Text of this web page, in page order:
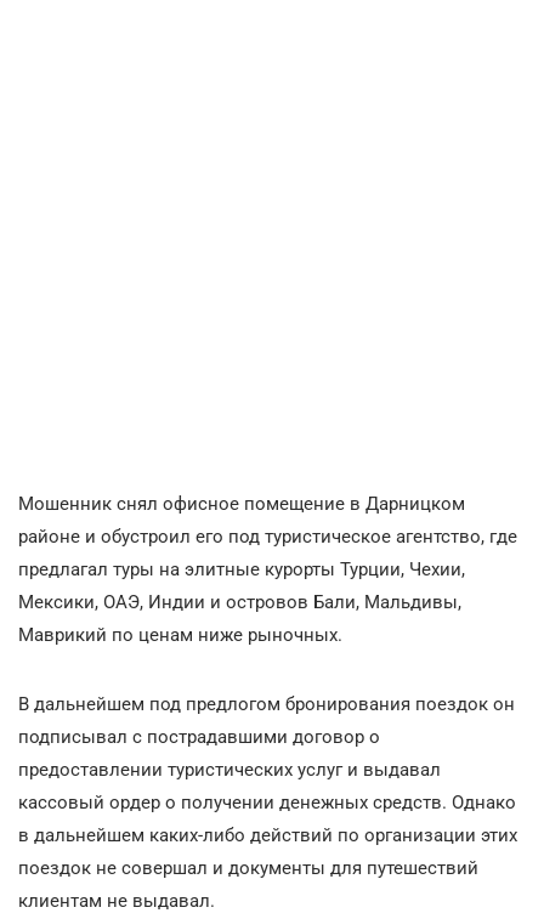
Мошенник снял офисное помещение в Дарницком
районе и обустроил его под туристическое агентство, где
предлагал туры на элитные курорты Турции, Чехии,
Мексики, ОАЭ, Индии и островов Бали, Мальдивы,
Маврикий по ценам ниже рыночных.
В дальнейшем под предлогом бронирования поездок он
подписывал с пострадавшими договор о
предоставлении туристических услуг и выдавал
кассовый ордер о получении денежных средств. Однако
в дальнейшем каких-либо действий по организации этих
поездок не совершал и документы для путешествий
клиентам не выдавал.